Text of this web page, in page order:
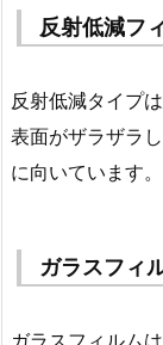
反射低減フ
反射低減タイプは
表面がザラザラ
に向いています。
ガラスフィ